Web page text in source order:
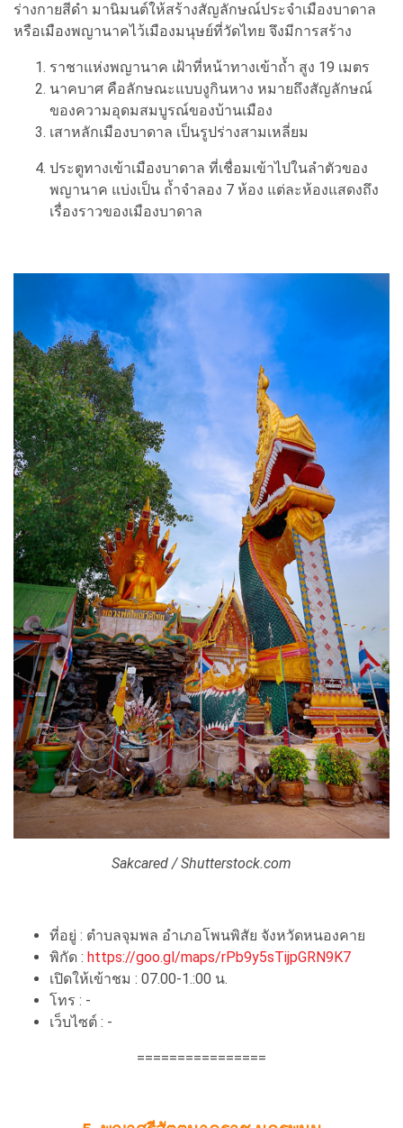
ร่างกายสีดำ มานิมนต์ให้สร้างสัญลักษณ์ประจำเมืองบาดาล
หรือเมืองพญานาคไว้เมืองมนุษย์ที่วัดไทย จึงมีการสร้าง
ราชาแห่งพญานาค เฝ้าที่หน้าทางเข้าถ้ำ สูง 19 เมตร
นาคบาศ คือลักษณะแบบงูกินหาง หมายถึงสัญลักษณ์
ของความอุดมสมบูรณ์ของบ้านเมือง
เสาหลักเมืองบาดาล เป็นรูปร่างสามเหลี่ยม
ประตูทางเข้าเมืองบาดาล ที่เชื่อมเข้าไปในลำตัวของ
พญานาค แบ่งเป็น ถ้ำจำลอง 7 ห้อง แต่ละห้องแสดงถึง
เรื่องราวของเมืองบาดาล
Sakcared / Shutterstock.com
ที่อยู่ : ตำบลจุมพล อำเภอโพนพิสัย จังหวัดหนองคาย
พิกัด : https://goo.gl/maps/rPb9y5sTijpGRN9K7
เปิดให้เข้าชม : 07.00-1.:00 น.
โทร : -
เว็บไซต์ : -
================